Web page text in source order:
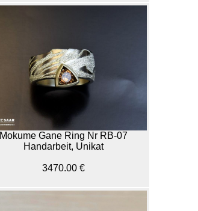
Mokume Gane Ring Nr RB-07
Handarbeit, Unikat
3470.00 €